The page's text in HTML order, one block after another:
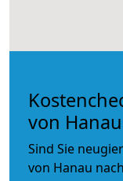
von
Sind Sie
von Hanau